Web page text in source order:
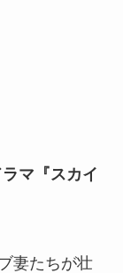
マ『スカイ
妻たちが壮